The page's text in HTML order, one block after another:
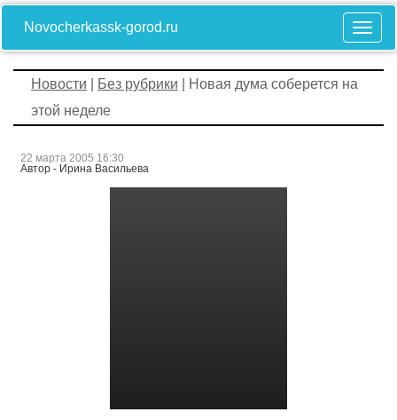
Novocherkassk-gorod.ru
Новости Без рубрики | Новая дума соберется на
этой неделе
22 марта 2005 16:30
Автор - Ирина Васильева